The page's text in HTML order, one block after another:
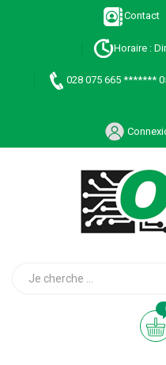
Contact
Horaire :
028 075 665 *******